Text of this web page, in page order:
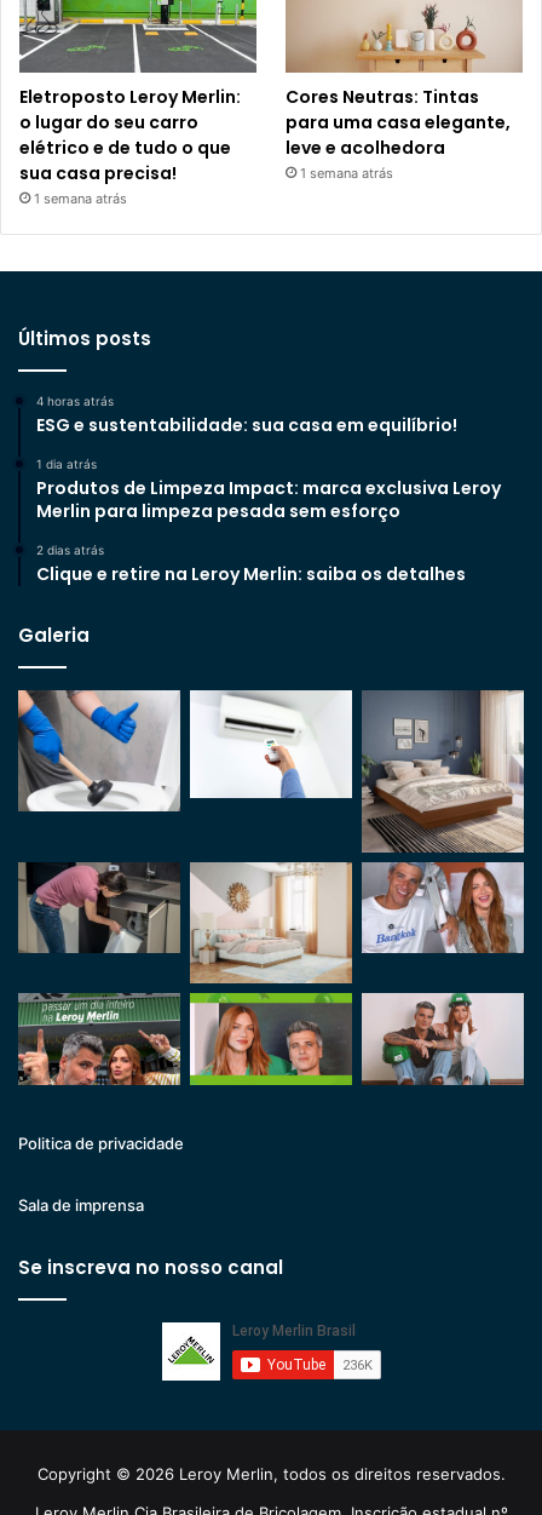
Eletroposto Leroy Merlin:
o lugar do seu carro
elétrico e de tudo o que
sua casa precisa!
1 semana atrás
Cores Neutras: Tintas
para uma casa elegante,
leve e acolhedora
1 semana atrás
Últimos posts
4 horas atrás
ESG e sustentabilidade: sua casa em equilíbrio!
1 dia atrás
Produtos de Limpeza Impact: marca exclusiva Leroy
Merlin para limpeza pesada sem esforço
2 dias atrás
Clique e retire na Leroy Merlin: saiba os detalhes
Galeria
Politica de privacidade
Sala de imprensa
Se inscreva no nosso canal
Copyright © 2026 Leroy Merlin, todos os direitos reservados.